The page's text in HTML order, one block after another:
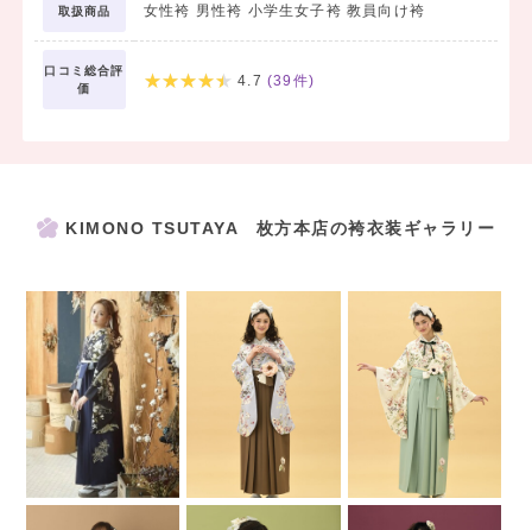
衣裳一式がついてお得です！
※各プランの詳細は、上の「プラン」タブよりご覧いただけます。
★KIMONO TSUTAYAは大阪府内に4店舗展開中！★
【KIMONO TSUTAYA 枚方本店】
大阪府枚方市大垣内町2-5-5 本社ビル1F～5F
取扱商品 女性袴 男性袴 小学生女子袴 教員向け袴
口コミ総合評
価
4.7 (39 件)
KIMONO TSUTAYA 枚方本店の袴衣装ギャラリー